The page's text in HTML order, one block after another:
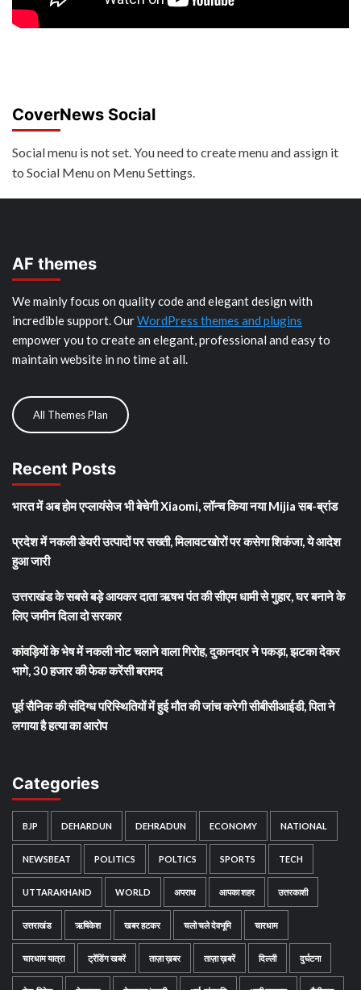
CoverNews Social
Social menu is not set. You need to create menu and assign it
to Social Menu on Menu Settings.
AF themes
We mainly focus on quality code and elegant design with
incredible support. OurWordPress themes and plugins
empower you to create an elegant, professional and easy to
maintain website in no time at all.
All Themes Plan
Recent Posts
भारत में अब होम एप्लायंसेज भी बेचेगी Xiaomi, लॉन्च किया नया Mijia सब-ब्रांड
प्रदेश में नकली डेयरी उत्पादों पर सख्ती, मिलावटखोरों पर कसेगा शिकंजा, ये आदेश
हुआ जारी
उत्तराखंड के सबसे बड़े आयकर दाता ऋषभ पंत की सीएम धामी से गुहार, घर बनाने के
लिए जमीन दिला दो सरकार
कांवड़ियों के भेष में नकली नोट चलाने वाला गिरोह, दुकानदार ने पकड़ा, झटका देकर
भागे, 30 हजार की फेक करेंसी बरामद
पूर्व सैनिक की संदिग्ध परिस्थितियों में हुई मौत की जांच करेगी सीबीसीआईडी, पिता ने
लगाया है हत्या का आरोप
Categories
BJP DEHARDUN DEHRADUN ECONOMY NATIONAL
NEWSBEAT POLITICS POLTICS SPORTS TECH
UTTARAKHAND WORLD अपराध आपका शहर उत्तरकाशी
उत्तराखंड ऋषिकेश खबर हटकर चलो चले देवभूमि चारधाम
चारधाम यात्रा ट्रेंडिंग खबरें ताज़ा ख़बर ताज़ा ख़बरें दिल्ली दुर्घटना